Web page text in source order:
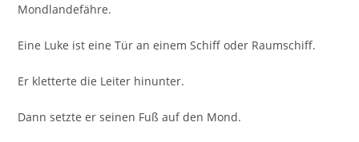
Mondlandefähre.
Eine Luke ist eine Tür an einem Schiff oder Raumschiff.
Er kletterte die Leiter hinunter.
Dann setzte er seinen Fuß auf den Mond.